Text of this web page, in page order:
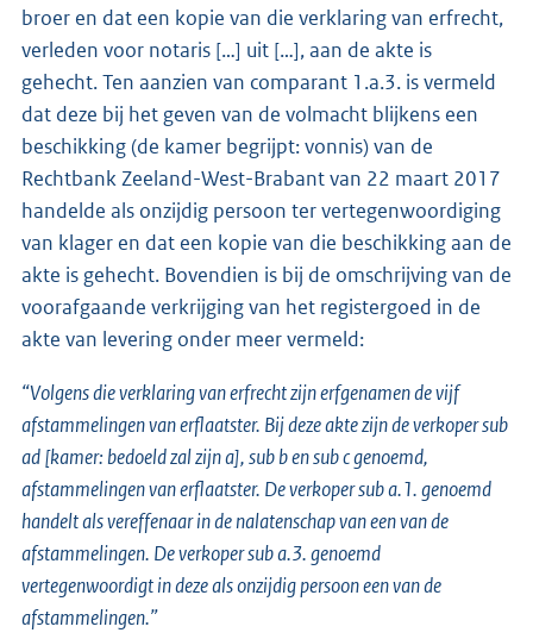
broer en dat een kopie van die verklaring van erfrecht,
verleden voor notaris […] uit […], aan de akte is
gehecht. Ten aanzien van comparant 1.a.3. is vermeld
dat deze bij het geven van de volmacht blijkens een
beschikking (de kamer begrijpt: vonnis) van de
Rechtbank Zeeland-West-Brabant van 22 maart 2017
handelde als onzijdig persoon ter vertegenwoordiging
van klager en dat een kopie van die beschikking aan de
akte is gehecht. Bovendien is bij de omschrijving van de
voorafgaande verkrijging van het registergoed in de
akte van levering onder meer vermeld:
“Volgens die verklaring van erfrecht zijn erfgenamen de vijf
afstammelingen van erflaatster. Bij deze akte zijn de verkoper sub
ad [kamer: bedoeld zal zijn a], sub b en sub c genoemd,
afstammelingen van erflaatster. De verkoper sub a.1. genoemd
handelt als vereffenaar in de nalatenschap van een van de
afstammelingen. De verkoper sub a.3. genoemd
vertegenwoordigt in deze als onzijdig persoon een van de
afstammelingen.”